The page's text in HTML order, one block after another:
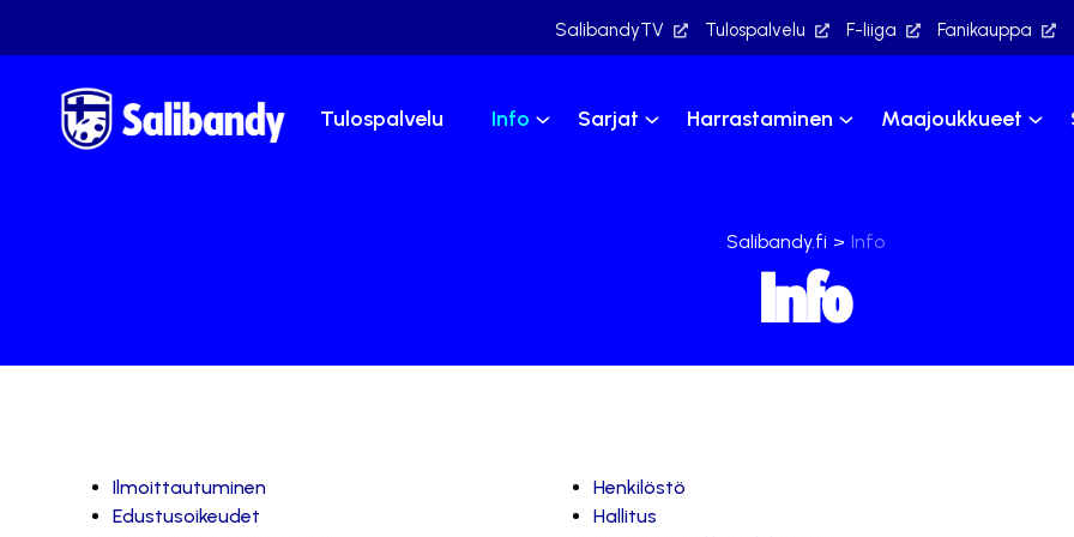
SalibandyTV Tulospalvelu F-liiga Fanikauppa
Tulospalvelu Info Sarjat Harrastaminen Maajoukkueet
Salibandy.fi > Info
Info
Ilmoittautuminen
Edustusoikeudet
Henkilöstö
Hallitus